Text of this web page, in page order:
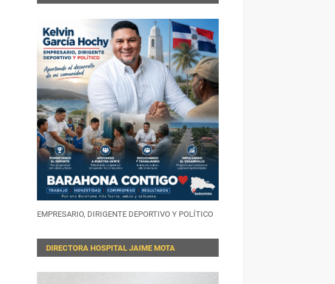
EMPRESARIO, DIRIGENTE DEPORTIVO Y POLÍTICO
DIRECTORA HOSPITAL JAIME MOTA